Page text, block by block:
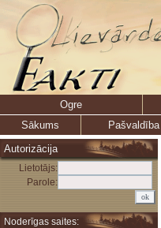
Ogre
Sākums
Pašvaldība
Autorizācija
Lietotājs:
Parole:
Noderīgas saites: